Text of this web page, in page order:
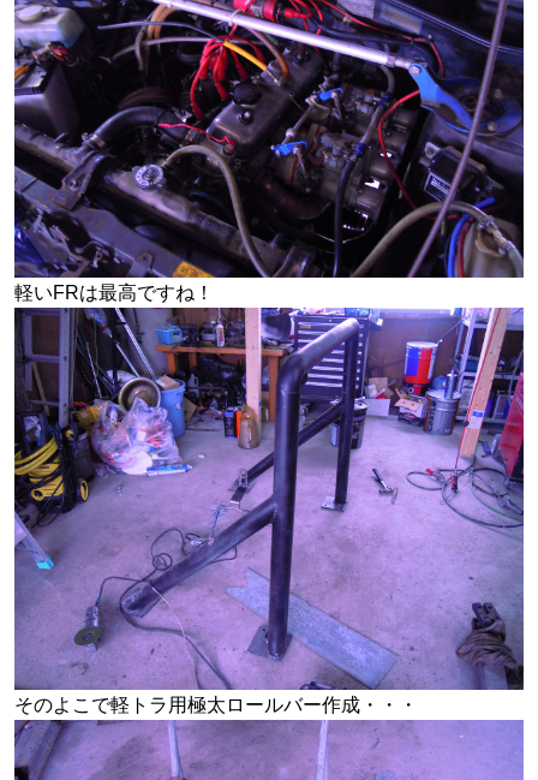
軽いFRは最高ですね！
そのよこで軽トラ用極太ロールバー作成・・・